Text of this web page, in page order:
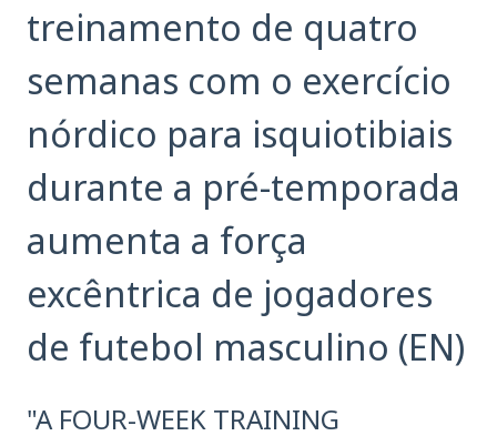
treinamento de quatro
semanas com o exercício
nórdico para isquiotibiais
durante a pré-temporada
aumenta a força
excêntrica de jogadores
de futebol masculino (EN)
"A FOUR-WEEK TRAINING